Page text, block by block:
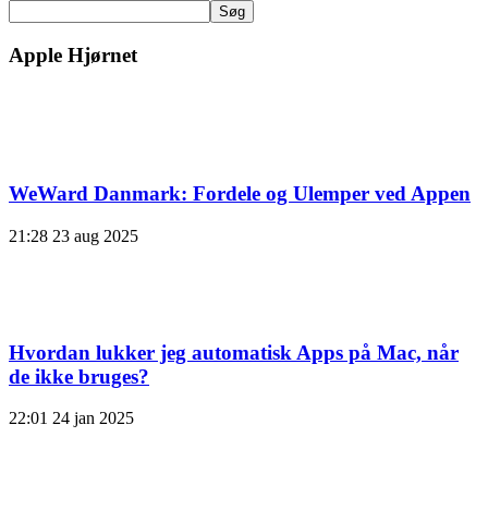
Søg
Apple Hjørnet
WeWard Danmark: Fordele og Ulemper ved Appen
21:28 23 aug 2025
Hvordan lukker jeg automatisk Apps på Mac, når
de ikke bruges?
22:01 24 jan 2025